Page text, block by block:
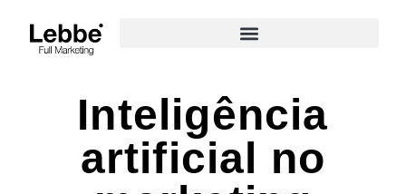
Inteligência
artificial no